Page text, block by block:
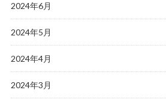
2024年6月
2024年5月
2024年4月
2024年3月